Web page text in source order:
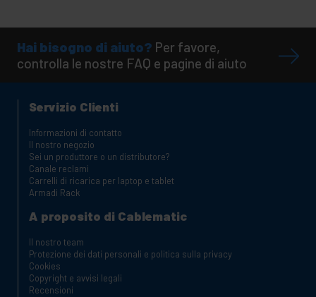
Hai bisogno di aiuto? Per favore,
controlla le nostre FAQ e pagine di aiuto
Servizio Clienti
Informazioni di contatto
Il nostro negozio
Sei un produttore o un distributore?
Canale reclami
Carrelli di ricarica per laptop e tablet
Armadi Rack
A proposito di Cablematic
Il nostro team
Protezione dei dati personali e politica sulla privacy
Cookies
Copyright e avvisi legali
Recensioni